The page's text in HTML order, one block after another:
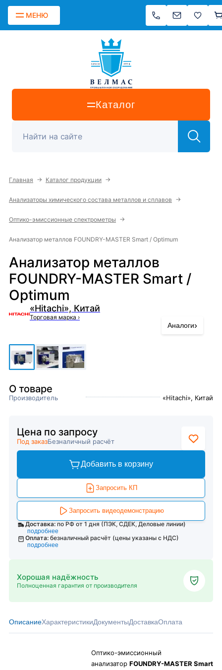
МЕНЮ
Каталог
Главная → Каталог продукции →
Анализаторы химического состава металлов и сплавов →
Оптико-эмиссионные спектрометры →
Анализатор металлов FOUNDRY-MASTER Smart / Optimum
Анализатор металлов
FOUNDRY-MASTER Smart /
Optimum
«Hitachi», Китай
Торговая марка ›
Аналоги›
О товаре
Производитель «Hitachi», Китай
Цена по запросу
Под заказБезналичный расчёт
Добавить в корзину
Запросить КП
Запросить видеодемонстрацию
Доставка: по РФ от 1 дня (ПЭК, СДЕК, Деловые линии)
подробнее
Оплата: безналичный расчёт (цены указаны с НДС)
подробнее
Хорошая надёжность
Полноценная гарантия от производителя
ОписаниеХарактеристикиДокументыДоставкаОплата
Оптико-эмиссионный
анализатор FOUNDRY-MASTER Smart